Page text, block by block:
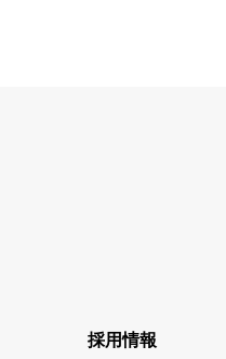
採用情報